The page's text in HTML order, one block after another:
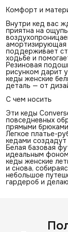
Комфорт и
Внутри кед вас
приятна на
амортизирующая
поддерживает
ходьбе и
Резиновая
рисунком дарит
кеды женские
деталь — от
С чем носить
Эти кеды
повседневных
прямыми
Легкое платье-
кедами
Белая базовая
идеальным
кеды женские
и снова,
небольшое
гардероб и